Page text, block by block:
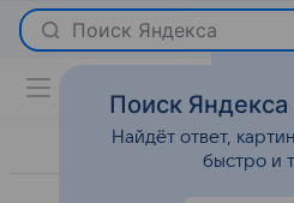
Поиск Яндекса
Поиск Яндекса
Найдёт ответ,
быстро и